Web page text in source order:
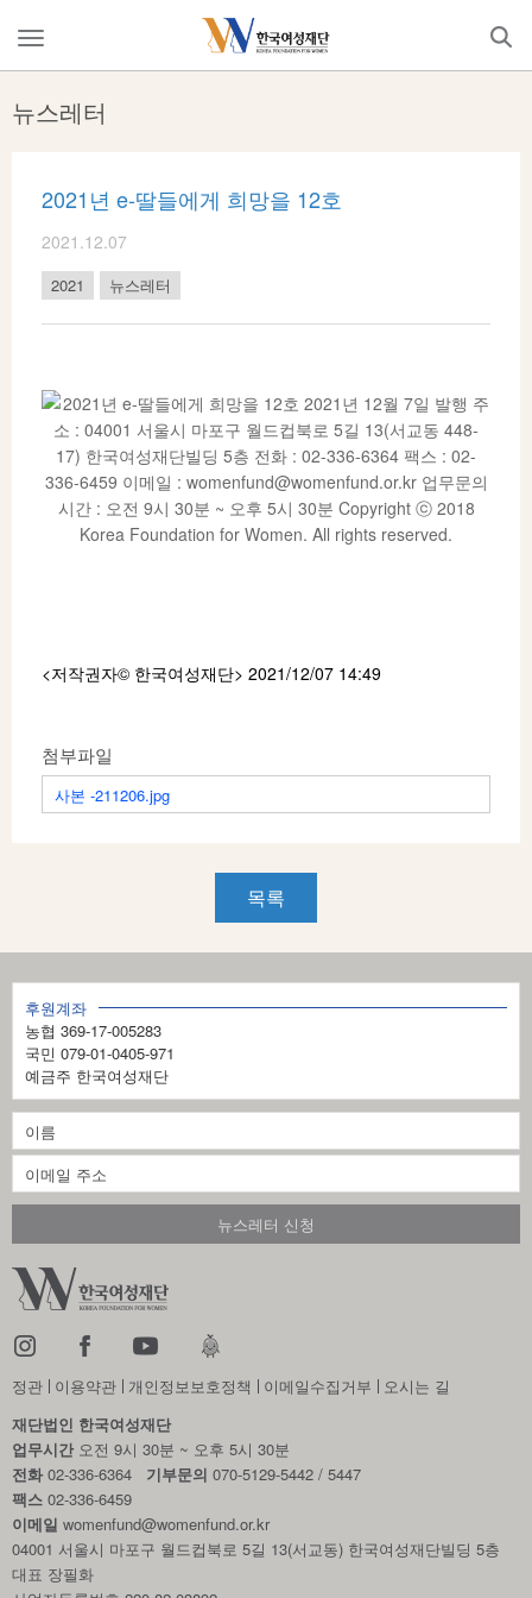
메
뉴
기
뉴스레터
2021년 e-딸들에게 희망을 12호
2021.12.07
2021 뉴스레터
<저작권자© 한국여성재단> 2021/12/07 14:49
첨부파일
사본 -211206.jpg
목록
후원계좌
농협 369-17-005283
국민 079-01-0405-971
예금주 한국여성재단
정관 이용약관 개인정보보호정책 이메일수집거부
오시는 길
재단법인 한국여성재단
업무시간오전 9시 30분 ~ 오후 5시 30분
전화 02-336-6364 기부문의 070-5129-5442 / 5447
팩스 02-336-6459
이메일 womenfund@womenfund.or.kr
04001 서울시 마포구 월드컵북로 5길 13(서교동) 한국여성재단빌딩 5층
대표 장필화